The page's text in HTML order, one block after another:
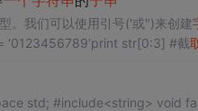
。我们可以使用引号('或")来创建
‘0123456789’print str[0:3] #截
i,int j){ char b[100]; int k=0; while(i!=j){ b[k++]=a